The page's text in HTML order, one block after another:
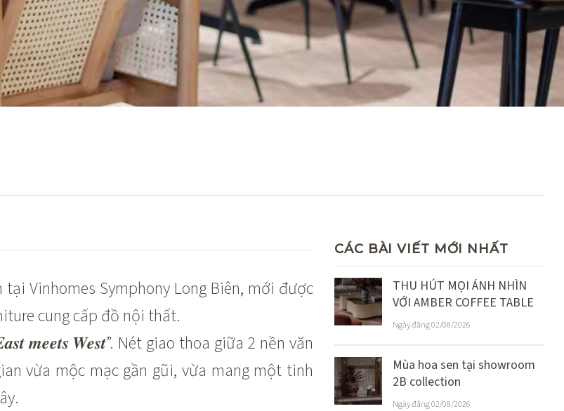
Vinhomes Symphony Long Biên, mới được
cung cấp đồ nội thất.
𝒎𝒆𝒆𝒕𝒔 𝑾𝒆𝒔𝒕”. Nét giao thoa giữa 2 nền văn
vừa mộc mạc gần gũi, vừa mang một tinh
CÁC BÀI VIẾT MỚI NHẤT
THU HÚT MỌI ÁNH NHÌN
VỚI AMBER COFFEE TABLE
Ngày đăng 02/08/2026
Mùa hoa sen tại showroom
2B collection
Ngày đăng 02/08/2026